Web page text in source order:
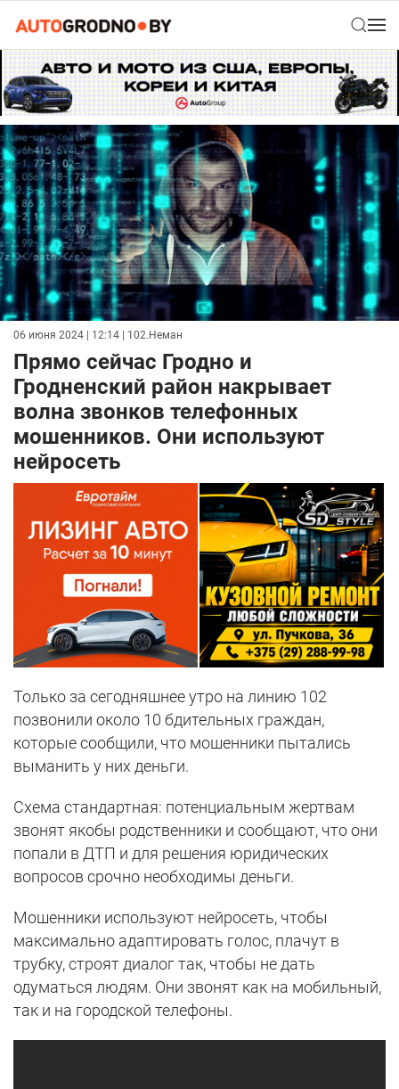
06 июня 2024 | 12:14 | 102.Неман
Прямо сейчас Гродно и
Гродненский район накрывает
волна звонков телефонных
мошенников. Они используют
нейросеть
Только за сегодняшнее утро на линию 102
позвонили около 10 бдительных граждан,
которые сообщили, что мошенники пытались
выманить у них деньги.
Схема стандартная: потенциальным жертвам
звонят якобы родственники и сообщают, что они
попали в ДТП и для решения юридических
вопросов срочно необходимы деньги.
Мошенники используют нейросеть, чтобы
максимально адаптировать голос, плачут в
трубку, строят диалог так, чтобы не дать
одуматься людям. Они звонят как на мобильный,
так и на городской телефоны.